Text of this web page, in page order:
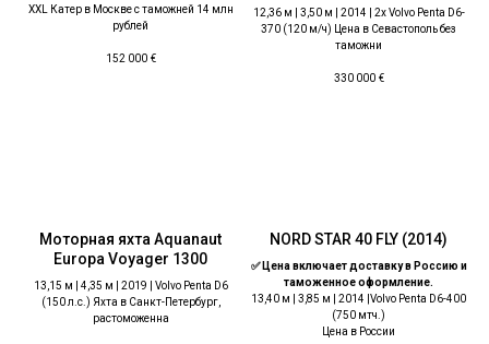
XXL Катер в Москве с таможней 14 млн
рублей
152 000 €
12,36 м | 3,50 м | 2014 | 2х Volvo Penta D6-
370 (120 м/ч) Цена в Севастополь без
таможни
330 000 €
Моторная яхта Aquanaut
Europa Voyager 1300
13,15 м | 4,35 м | 2019 | Volvo Penta D6
(150 л.с.) Яхта в Санкт-Петербург,
растоможенна
NORD STAR 40 FLY (2014)
✅ Цена включает доставку в Россию и
таможенное оформление.
13,40 м | 3,85 м | 2014 |Volvo Penta D6-400
(750 мтч.)
Цена в России